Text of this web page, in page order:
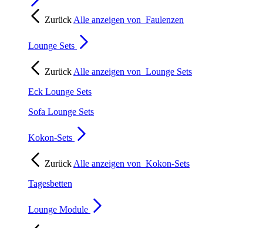
Zurück Alle anzeigen von Faulenzen
Lounge Sets
Zurück Alle anzeigen von Lounge Sets
Eck Lounge Sets
Sofa Lounge Sets
Kokon-Sets
Zurück Alle anzeigen von Kokon-Sets
Tagesbetten
Lounge Module